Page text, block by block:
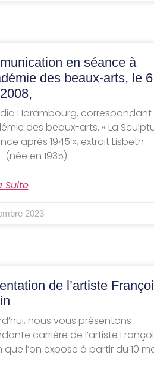
en séance à
des beaux-arts, le 6
Harambourg, correspondant
des beaux-arts. « La
après 1945 », extrait Lisbeth
(née en 1935).
Suite
2023
de l’artiste
nous vous présentons
carrière de l’artiste
que l’on expose à partir du 10